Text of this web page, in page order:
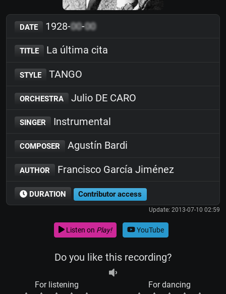
DATE 1928-00-00
TITLE La última cita
STYLE TANGO
ORCHESTRA Julio DE CARO
SINGER Instrumental
COMPOSER Agustín Bardi
AUTHOR Francisco García Jiménez
DURATION Contributor access
Update: 2013-07-10 02:59
Listen on Play! YouTube
Do you like this recording?
For listening For dancing